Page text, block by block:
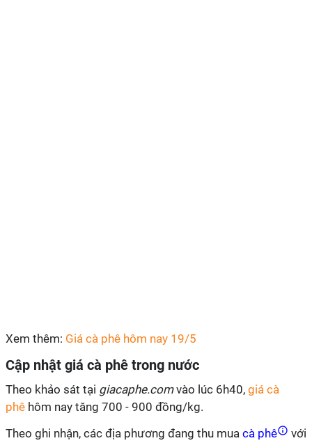
Xem thêm: Giá cà phê hôm nay 19/5
Cập nhật giá cà phê trong nước
Theo khảo sát tại giacaphe.comvào lúc 6h40, giá cà
phê hôm nay tăng 700 - 900 đồng/kg.
Theo ghi nhận, các địa phương đang thu mua cà phê
với